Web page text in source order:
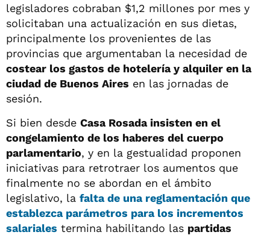
legisladores cobraban $1,2 millones por mes y
solicitaban una actualización en sus dietas,
principalmente los provenientes de las
provincias que argumentaban la necesidad de
costear los gastos de hotelería y alquiler en la
ciudad de Buenos Aires en las jornadas de
sesión.
Si bien desde Casa Rosada insisten en el
congelamiento de los haberes del cuerpo
parlamentario, y en la gestualidad proponen
iniciativas para retrotraer los aumentos que
finalmente no se abordan en el ámbito
legislativo, la falta de una reglamentación que
establezca parámetros para los incrementos
salariales termina habilitando las partidas